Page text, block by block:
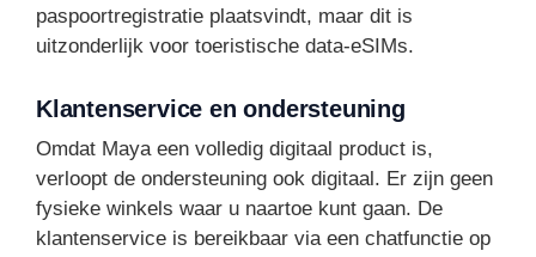
paspoortregistratie plaatsvindt, maar dit is
uitzonderlijk voor toeristische data-eSIMs.
Klantenservice en ondersteuning
Omdat Maya een volledig digitaal product is,
verloopt de ondersteuning ook digitaal. Er zijn geen
fysieke winkels waar u naartoe kunt gaan. De
klantenservice is bereikbaar via een chatfunctie op